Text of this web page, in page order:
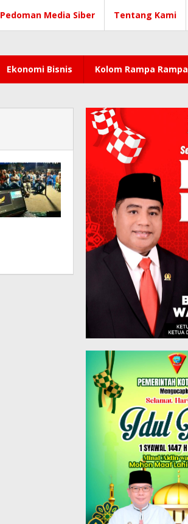
Pedoman Media Siber Tentang Kami
Ekonomi Bisnis Kolom Rampa Rampa